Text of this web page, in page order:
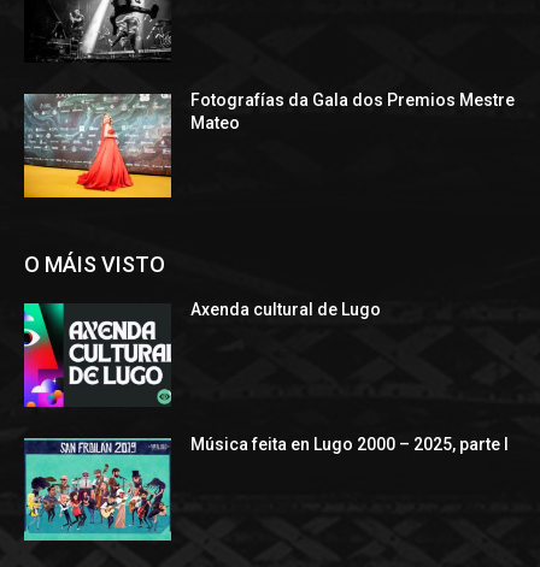
Fotografías da Gala dos Premios Mestre
Mateo
O MÁIS VISTO
Axenda cultural de Lugo
Música feita en Lugo 2000 – 2025, parte I